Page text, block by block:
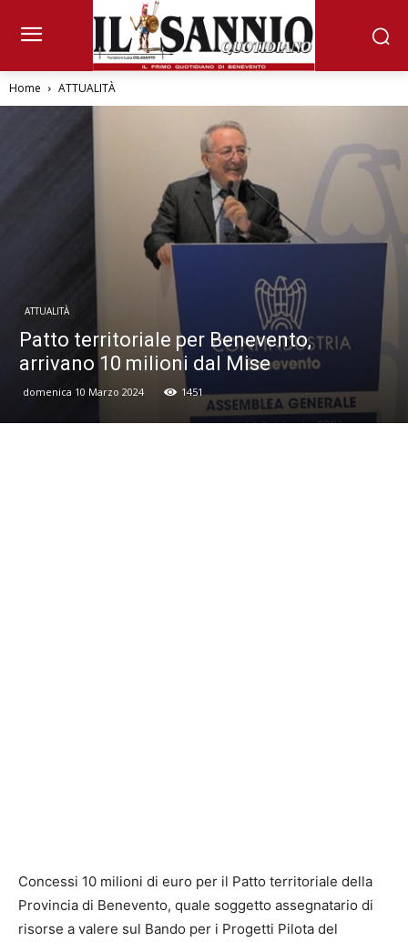
Home ATTUALITÀ
ATTUALITÀ
Patto territoriale per Benevento,
arrivano 10 milioni dal Mise
domenica 10 Marzo 2024 1451
Concessi 10 milioni di euro per il Patto territoriale della
Provincia di Benevento, quale soggetto assegnatario di
risorse a valere sul Bando per i Progetti Pilota del